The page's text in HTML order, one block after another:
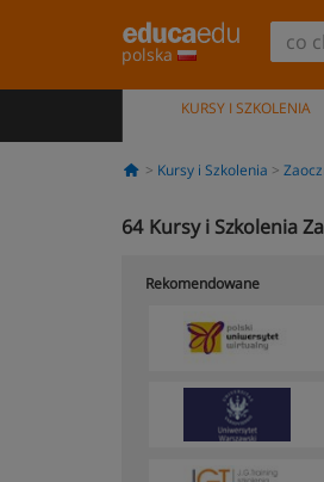
polska
KURSY I SZKOLENIA
Kursy i Szkolenia
64 Kursy i Szkolenia
Rekomendowane